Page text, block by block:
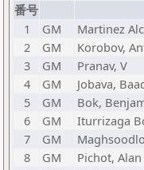
番号
1
GM Martinez
2
GM Korobov,
3
GM Pranav, V
4
GM Jobava,
5
GM Bok,
6
GM Iturrizaga
7
GM
8
GM Pichot, Alan